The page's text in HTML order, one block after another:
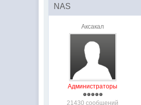
NAS
Аксакал
Администраторы
21430 сообщений